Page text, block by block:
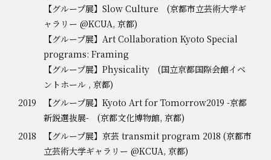
【グループ展】Slow Culture (京都市立芸術大学ギ
ャラリー @KCUA, 京都)
【グループ展】Art Collaboration Kyoto Special
programs: Framing
【グループ展】Physicality (国立京都国際会館イベ
ントホール , 京都)
2019
【グループ展】Kyoto Art for Tomorrow2019 -京都
新鋭選抜展- (京都文化博物館, 京都)
2018
【グループ展】京芸 transmit program 2018 (京都市
立芸術大学ギャラリー @KCUA, 京都)